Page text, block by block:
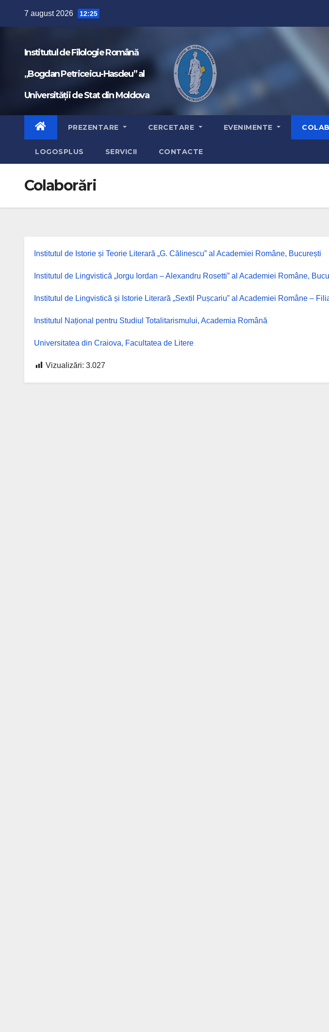
7 august 2026 12:25
Institutul de Filologie Română
„Bogdan Petriceicu-Hasdeu” al
Universității de Stat din Moldova
PREZENTARE CERCETARE EVENIMENTE
LOGOSPLUS SERVICII CONTACTE
Colaborări
Institutul de Istorie și Teorie Literară „G. Călinescu” al Academiei Române, București
Institutul de Lingvistică „Iorgu Iordan – Alexandru Rosetti” al Academiei Române,
Institutul de Lingvistică și Istorie Literară „Sextil Pușcariu” al Academiei Române –
Institutul Național pentru Studiul Totalitarismului, Academia Română
Universitatea din Craiova, Facultatea de Litere
Vizualizări: 3.027